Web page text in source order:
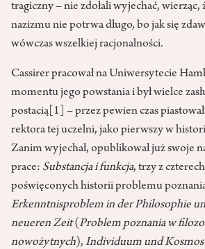
tragiczny – nie zdołali wyjechać, wierząc,
nazizmu nie potrwa długo, bo jak się
wówczas wszelkiej racjonalności.
Cassirer pracował na Uniwersytecie
momentu jego powstania i był wielce
postacią [1]
– przez pewien czas
rektora tej uczelni, jako pierwszy w
Zanim wyjechał, opublikował już swoje
prace: Substancja i funkcja, trzy z
poświęconych historii problemu
Erkenntnisproblem in der Philosophie
neueren Zeit (Problem poznania w
nowożytnych), Individuum und Kosmos